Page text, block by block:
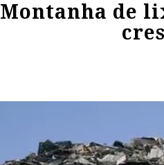
Montanha de